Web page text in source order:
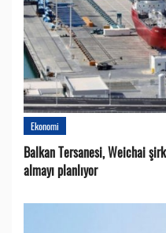
Ekonomi
Balkan Tersanesi, Weichai
almayı planlıyor